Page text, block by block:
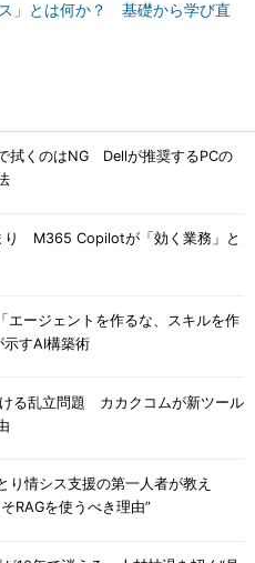
」とは何か？ 基礎から学び直
拭くのはNG Dellが推奨するPCの
り M365 Copilotが「効く業務」と
エージェントを作るな、スキルを作
すAI構築術
ける乱立問題 カカクコムが新ツール
り情シス支援の第一人者が教え
RAGを使うべき理由”